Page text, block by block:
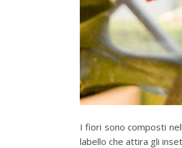
I fiori sono composti
labello che attira gli